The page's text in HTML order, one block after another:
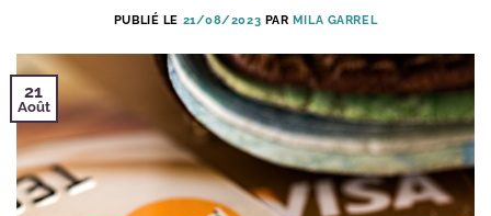
PUBLIÉ LE 21/08/2023 PAR MILA GARREL
21
Août